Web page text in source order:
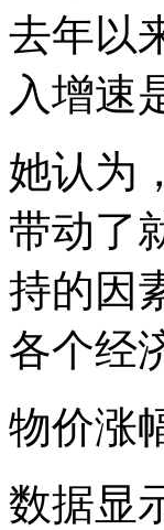
去年以
入增速
她认为
带动了
持的因
各个经
物价涨
数据显